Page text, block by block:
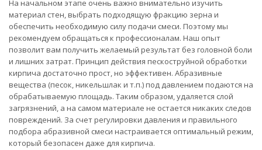
На начальном этапе очень важно внимательно изучить
материал стен, выбрать подходящую фракцию зерна и
обеспечить необходимую силу подачи смеси. Поэтому мы
рекомендуем обращаться к профессионалам. Наш опыт
позволит вам получить желаемый результат без головной боли
и лишних затрат. Принцип действия пескоструйной обработки
кирпича достаточно прост, но эффективен. Абразивные
вещества (песок, никельшлак и т.п.) под давлением подаются на
обрабатываемую площадь. Таким образом, удаляется слой
загрязнений, а на самом материале не остается никаких следов
повреждений. За счет регулировки давления и правильного
подбора абразивной смеси настраивается оптимальный режим,
который безопасен даже для кирпича.